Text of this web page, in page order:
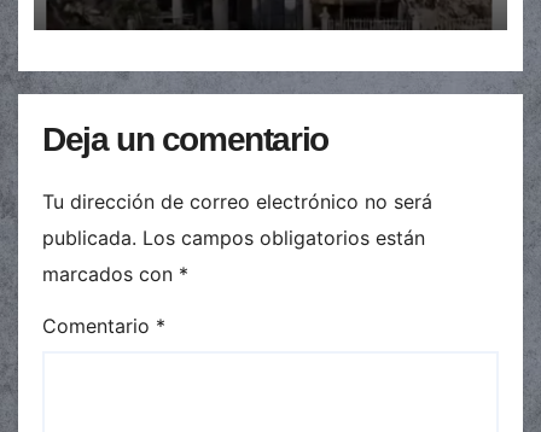
Deja un comentario
Tu dirección de correo electrónico no será
publicada. Los campos obligatorios están
marcados con *
Comentario *